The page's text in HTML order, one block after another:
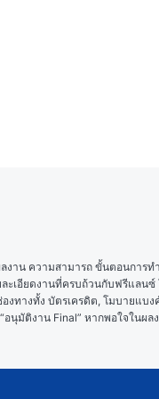
าน ความสามารถ ขั้นตอนการท
ะเอียดงานที่ครบถ้วนกับฟรีแลน
องทางทั้ง บัตรเครดิต, โมบายแ
นุมัติงาน Final” หากพอใจในผ